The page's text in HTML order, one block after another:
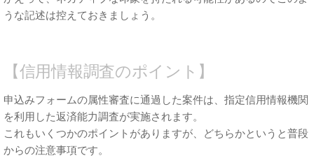
うな記述は控えておきましょう。
【信用情報調査のポイント】
申込みフォームの属性審査に通過した案件は、指定信用情報機関
を利用した返済能力調査が実施されます。
これもいくつかのポイントがありますが、どちらかというと普段
からの注意事項です。